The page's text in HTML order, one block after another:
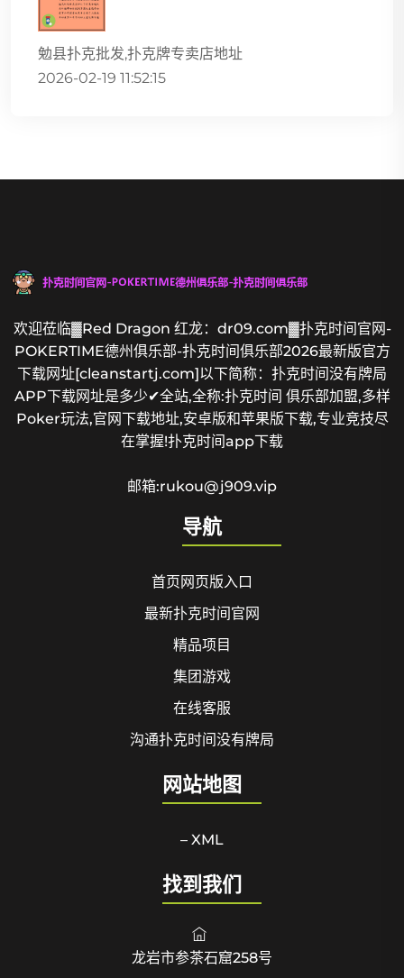
勉县扑克批发,扑克牌专卖店地址
2026-02-19 11:52:15
欢迎莅临▓Red Dragon 红龙：dr09.com▓扑克时间官网-
POKERTIME德州俱乐部-扑克时间俱乐部2026最新版官方
下载网址[cleanstartj.com]以下简称：扑克时间没有牌局
APP下载网址是多少✔全站,全称:扑克时间 俱乐部加盟,多样
Poker玩法,官网下载地址,安卓版和苹果版下载,专业竞技尽
在掌握!扑克时间app下载
邮箱:rukou@j909.vip
导航
首页网页版入口
最新扑克时间官网
精品项目
集团游戏
在线客服
沟通扑克时间没有牌局
网站地图
– XML
找到我们
龙岩市参茶石窟258号